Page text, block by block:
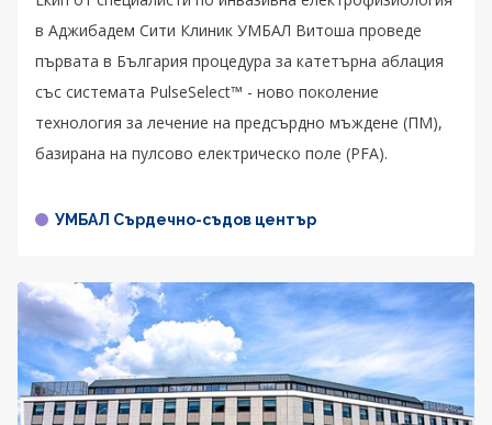
в Аджибадем Сити Клиник УМБАЛ Витоша проведе
първата в България процедура за катетърна аблация
със системата PulseSelect™ - новo поколение
технология за лечение на предсърдно мъждене (ПМ),
базирана на пулсово електрическо поле (PFA).
УМБАЛ Сърдечно-съдов център